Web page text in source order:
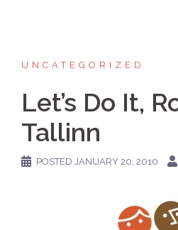
UNCATEGORIZED
Let’s Do It,
Tallinn
POSTED JANUARY 20, 2010